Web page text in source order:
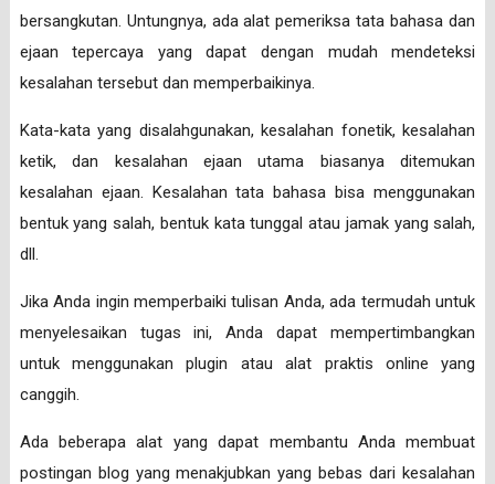
bersangkutan. Untungnya, ada alat pemeriksa tata bahasa dan
ejaan tepercaya yang dapat dengan mudah mendeteksi
kesalahan tersebut dan memperbaikinya.
Kata-kata yang disalahgunakan, kesalahan fonetik, kesalahan
ketik, dan kesalahan ejaan utama biasanya ditemukan
kesalahan ejaan. Kesalahan tata bahasa bisa menggunakan
bentuk yang salah, bentuk kata tunggal atau jamak yang salah,
dll.
Jika Anda ingin memperbaiki tulisan Anda, ada termudah untuk
menyelesaikan tugas ini, Anda dapat mempertimbangkan
untuk menggunakan plugin atau alat praktis online yang
canggih.
Ada beberapa alat yang dapat membantu Anda membuat
postingan blog yang menakjubkan yang bebas dari kesalahan